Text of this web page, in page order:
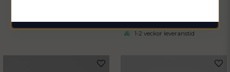
1-2 veckor leveranstid